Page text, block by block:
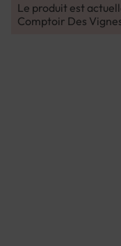
Le produit est
Comptoir Des